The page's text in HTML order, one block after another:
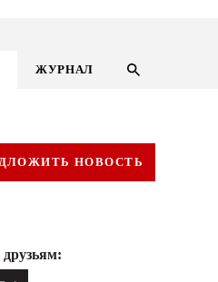
ЖУРНАЛ
НОВОСТЬ
друзьям: